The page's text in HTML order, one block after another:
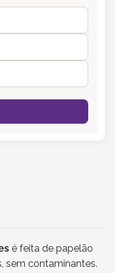
é feita de papelão
sem contaminantes.